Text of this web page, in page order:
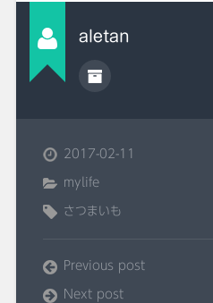
aletan
2017-02-11
mylife
さつまいも
Previous post
Next post